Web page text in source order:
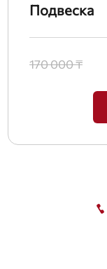
Подвеска
170 000 ₸